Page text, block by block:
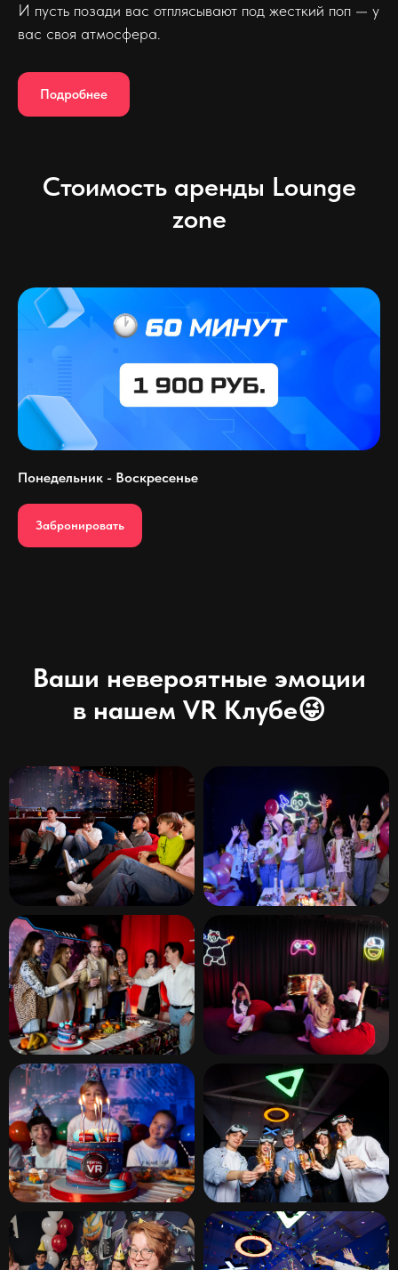
И пусть позади вас отплясывают под жесткий поп — у
вас своя атмосфера.
Подробнее
Стоимость аренды Lounge
zone
Понедельник - Воскресенье
Забронировать
Ваши невероятные эмоции
в нашем VR Клубе😜